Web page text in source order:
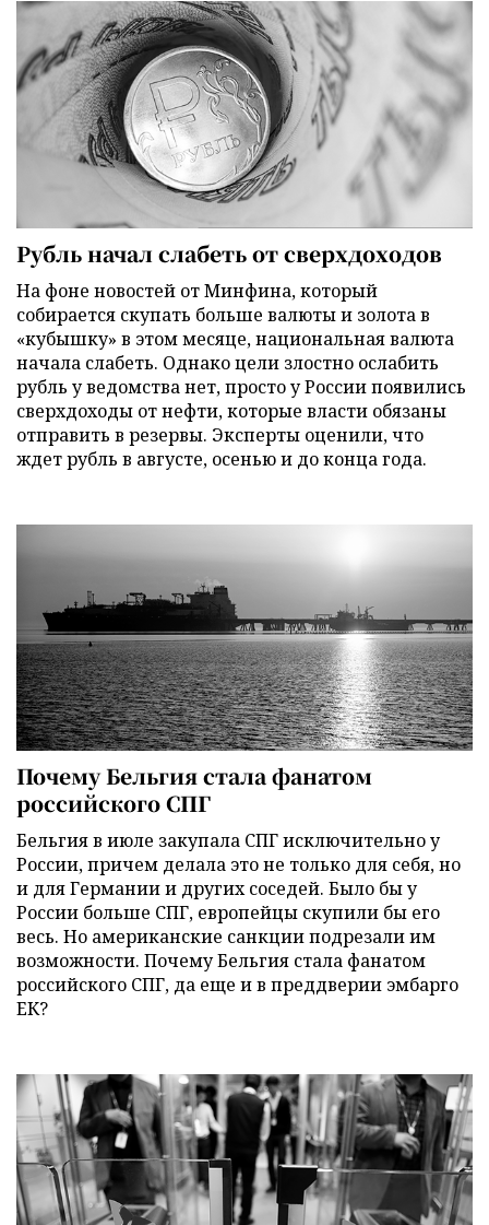
Рубль начал слабеть от сверхдоходов
На фоне новостей от Минфина, который
собирается скупать больше валюты и золота в
«кубышку» в этом месяце, национальная валюта
начала слабеть. Однако цели злостно ослабить
рубль у ведомства нет, просто у России появились
сверхдоходы от нефти, которые власти обязаны
отправить в резервы. Эксперты оценили, что
ждет рубль в августе, осенью и до конца года.
Почему Бельгия стала фанатом
российского СПГ
Бельгия в июле закупала СПГ исключительно у
России, причем делала это не только для себя, но
и для Германии и других соседей. Было бы у
России больше СПГ, европейцы скупили бы его
весь. Но американские санкции подрезали им
возможности. Почему Бельгия стала фанатом
российского СПГ, да еще и в преддверии эмбарго
ЕК?